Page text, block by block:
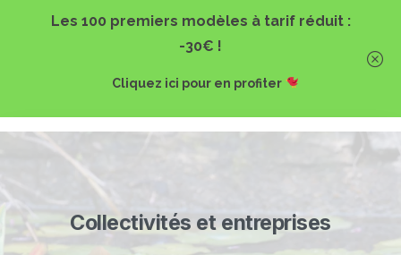
Les 100 premiers modèles à tarif réduit :
-30€ !
Cliquez ici pour en profiter
Collectivités et entreprises